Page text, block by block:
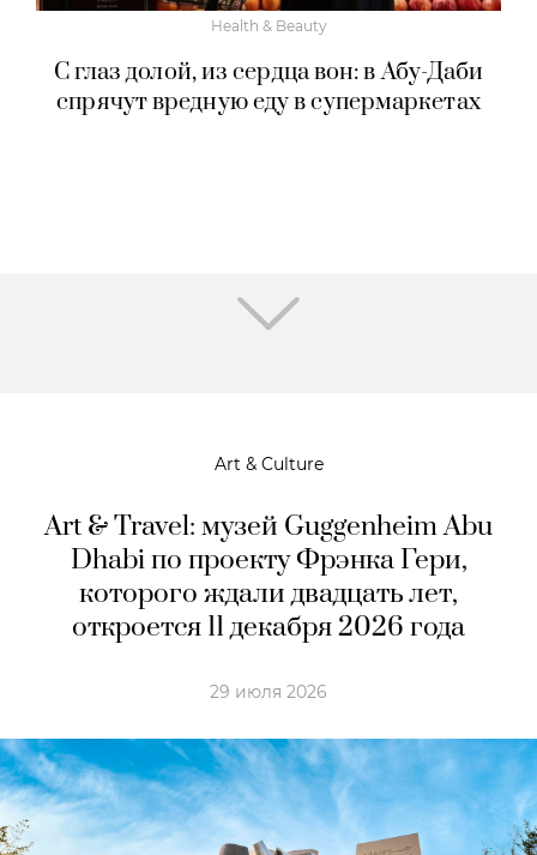
Health & Beauty
С глаз долой, из сердца вон: в Абу-Даби
спрячут вредную еду в супермаркетах
Art & Culture
Art & Travel: музей Guggenheim Abu
Dhabi по проекту Фрэнка Гери,
которого ждали двадцать лет,
откроется 11 декабря 2026 года
29 июля 2026